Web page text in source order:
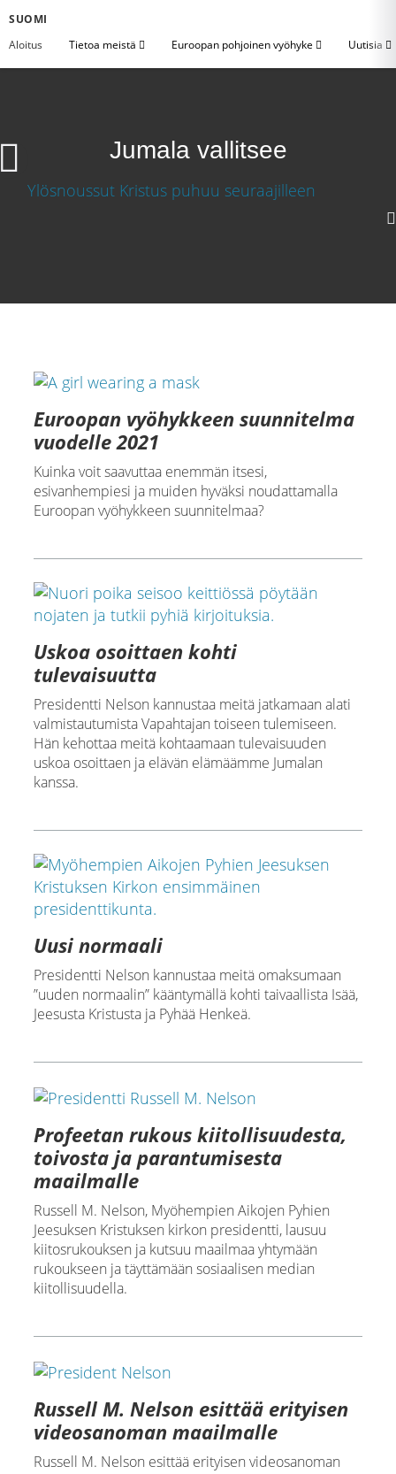
SUOMI
Aloitus
Tietoa meistä Euroopan pohjoinen vyöhyke Uutisia
Jumala vallitsee
Euroopan vyöhykkeen suunnitelma
vuodelle 2021
Kuinka voit saavuttaa enemmän itsesi,
esivanhempiesi ja muiden hyväksi noudattamalla
Euroopan vyöhykkeen suunnitelmaa?
Uskoa osoittaen kohti
tulevaisuutta
Presidentti Nelson kannustaa meitä jatkamaan alati
valmistautumista Vapahtajan toiseen tulemiseen.
Hän kehottaa meitä kohtaamaan tulevaisuuden
uskoa osoittaen ja elävän elämäämme Jumalan
kanssa.
Uusi normaali
Presidentti Nelson kannustaa meitä omaksumaan
”uuden normaalin” kääntymällä kohti taivaallista Isää,
Jeesusta Kristusta ja Pyhää Henkeä.
Profeetan rukous kiitollisuudesta,
toivosta ja parantumisesta
maailmalle
Russell M. Nelson, Myöhempien Aikojen Pyhien
Jeesuksen Kristuksen kirkon presidentti, lausuu
kiitosrukouksen ja kutsuu maailmaa yhtymään
rukoukseen ja täyttämään sosiaalisen median
kiitollisuudella.
Russell M. Nelson esittää erityisen
videosanoman maailmalle
Russell M. Nelson esittää erityisen videosanoman